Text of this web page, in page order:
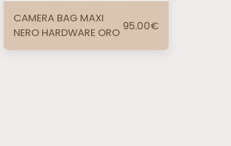
CAMERA BAG MAXI
NERO HARDWARE ORO 95.00€